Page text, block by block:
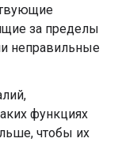
за пределы
неправильные
функциях
чтобы их